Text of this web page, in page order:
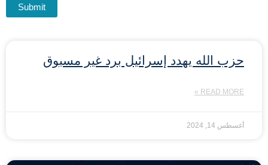
حزب الله يهدد إسرائيل برد غير مسبوق
READ MORE »
أغسطس 14, 2024